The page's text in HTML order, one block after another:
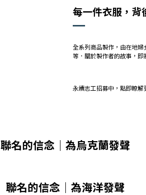
每一件衣服，背
全系列商品製作，由在地
等．關於製作者的故事，即
永續志工招募中，點即瞭解
聯名的信念 ｜為烏克蘭發聲
聯名的信念｜為海洋發聲